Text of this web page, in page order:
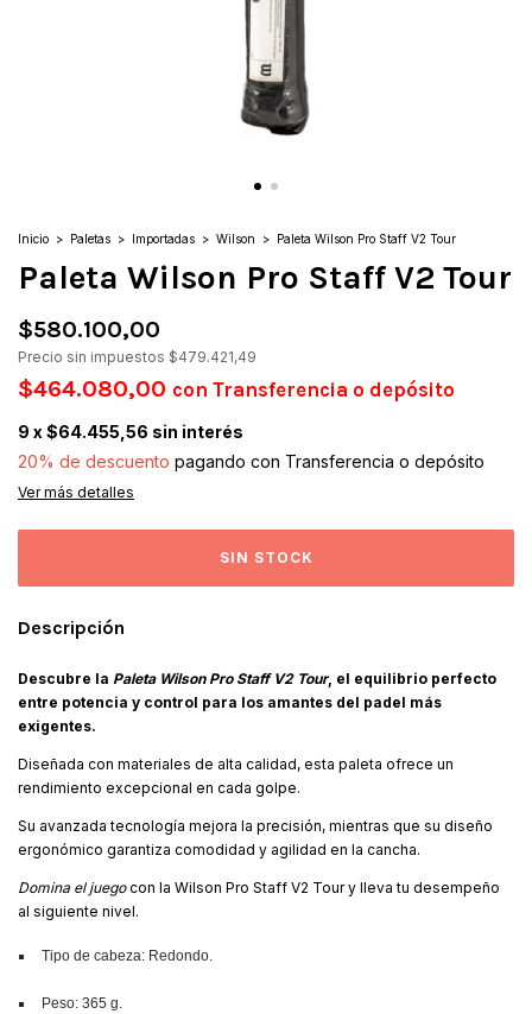
Inicio > Paletas > Importadas > Wilson > Paleta Wilson Pro Staff V2 Tour
Paleta Wilson Pro Staff V2 Tour
$580.100,00
Precio sin impuestos $479.421,49
$464.080,00 con Transferencia o depósito
9 x$64.455,56 sin interés
20% de descuento pagando con Transferencia o depósito
Ver más detalles
Descripción
Descubre la Paleta Wilson Pro Staff V2 Tour, el equilibrio perfecto
entre potencia y control para los amantes del padel más
exigentes.
Diseñada con materiales de alta calidad, esta paleta ofrece un
rendimiento excepcional en cada golpe.
Su avanzada tecnología mejora la precisión, mientras que su diseño
ergonómico garantiza comodidad y agilidad en la cancha.
Domina el juegocon la Wilson Pro Staff V2 Tour y lleva tu desempeño
al siguiente nivel.
Tipo de cabeza: Redondo.
Peso: 365 g.